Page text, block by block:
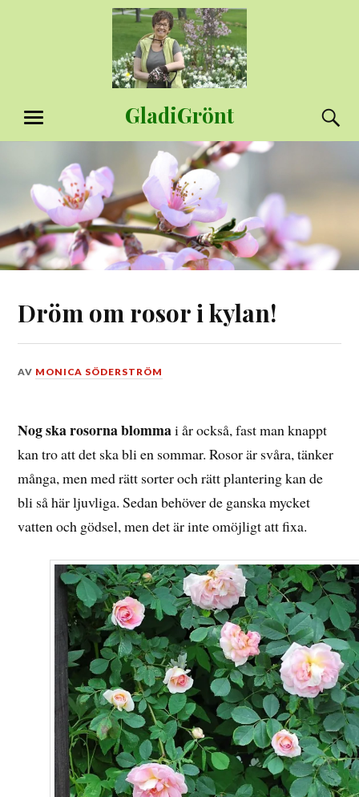
GladiGrönt
MENY
Dröm om rosor i kylan!
DEN
2017
AV MONICA SÖDERSTRÖM
Nog ska rosorna blommai år också, fast man knappt
kan tro att det ska bli en sommar. Rosor är svåra, tänker
många, men med rätt sorter och rätt plantering kan de
bli så här ljuvliga. Sedan behöver de ganska mycket
vatten och gödsel, men det är inte omöjligt att fixa.